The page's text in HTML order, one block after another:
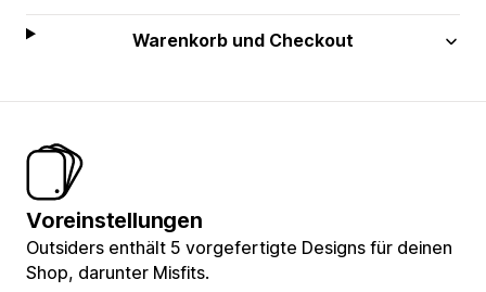
Warenkorb und Checkout
Voreinstellungen
Outsiders enthält 5 vorgefertigte Designs für deinen
Shop, darunter Misfits.